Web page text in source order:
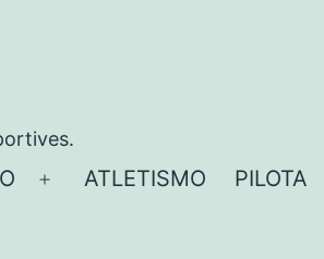
Abrir
ATLETISMO PILOTA